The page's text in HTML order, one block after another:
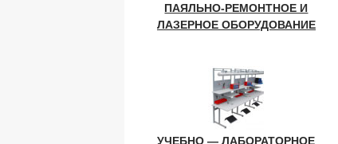
ПАЯЛЬНО-РЕМОНТНОЕ И
ЛАЗЕРНОЕ ОБОРУДОВАНИЕ
УЧЕБНО — ЛАБОРАТОРНОЕ